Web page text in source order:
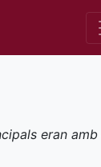
eran amb